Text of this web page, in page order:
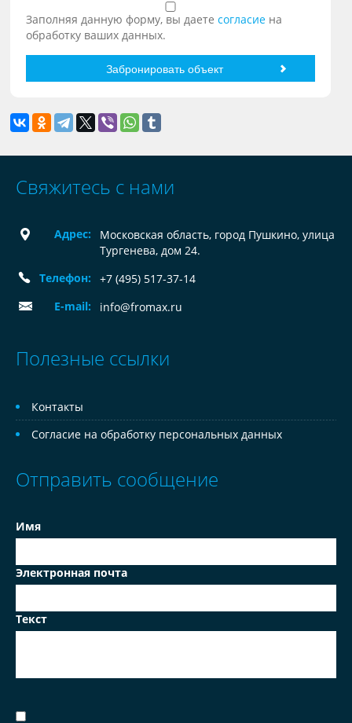
Заполняя данную форму, вы даетесогласие на
обработку ваших данных.
Свяжитесь с нами
Адрес:
Московская область, город Пушкино, улица
Тургенева, дом 24.
Телефон:
+7 (495) 517-37-14
E-mail:
info@fromax.ru
Полезные ссылки
Контакты
Согласие на обработку персональных данных
Отправить сообщение
Имя
Электронная почта
Текст